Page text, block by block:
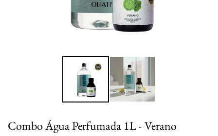
Ir para o slide 1
Ir para o slide 2
Combo Água Perfumada 1L - Verano